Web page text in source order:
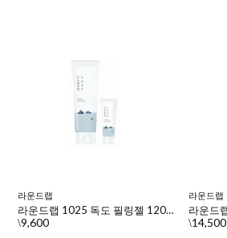
라운드랩
라운드랩 1025 독도 필링젤 120ml+클렌저 20ml
\9,600
라운드랩
\14,500